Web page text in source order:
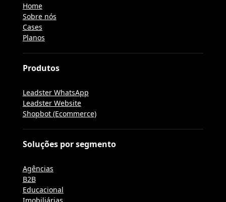
Home
Sobre nós
Cases
Planos
Produtos
Leadster WhatsApp
Leadster Website
Shopbot (Ecommerce)
Soluções por segmento
Agências
B2B
Educacional
Imobiliárias